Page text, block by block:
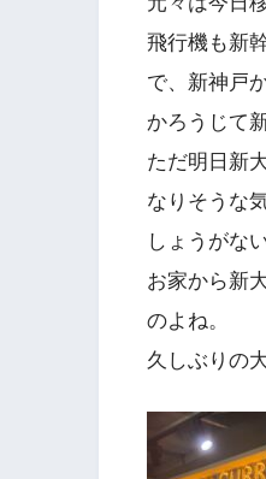
飛行機も新
で、新神戸
かろうじて
ただ明日新
なりそうな
しょうがな
お家から新
のよね。
久しぶりの